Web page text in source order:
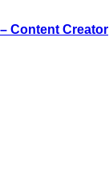
Content Creator